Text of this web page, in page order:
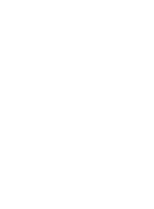
)を提供させていただ
とをご了承ください。
に基づき作成されるも
ロン制御機器販売店・
しないようお願いしま
予定はありません。
の商品です。
むを得ず変更すること
ル類(PBDE) 1000ppm以下、
以下、フタル酸ジブチ
ジル) : 1000ppm、
下｢規制貨物等」とい
取引許可)を取得する
並びにこれらの製造装
第三者に通知します。
場合は、取り引きをい
当のオムロン制御